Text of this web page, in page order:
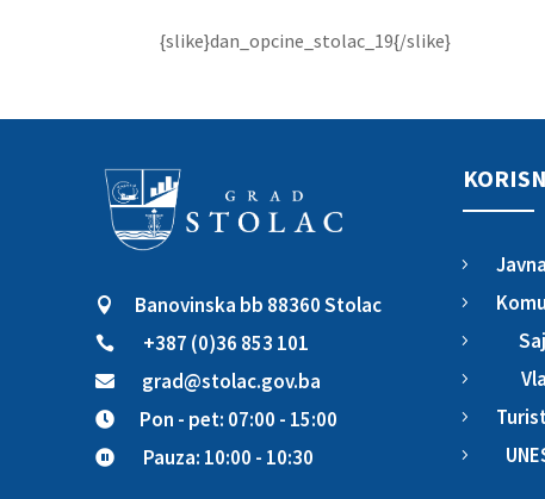
{slike}dan_opcine_stolac_19{/slike}
 Banovinska bb 88360 Stolac
 +387 (0)36 853 101
 grad@stolac.gov.ba
 Pon - pet: 07:00 - 15:00
 Pauza: 10:00 - 10:30
5
5
5
5
5
5